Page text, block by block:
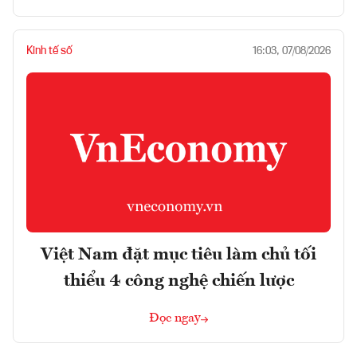
Kinh tế số 16:03, 07/08/2026
Việt Nam đặt mục tiêu làm chủ tối
thiểu 4 công nghệ chiến lược
Đọc ngay